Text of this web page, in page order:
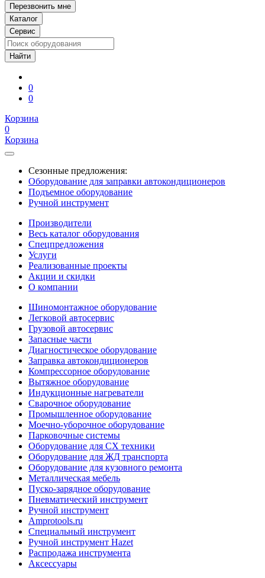
Перезвонить мне
Каталог
Сервис
0
0
Корзина
0
Корзина
Сезонные предложения:
Оборудование для заправки автокондиционеров
Подъемное оборудование
Ручной инструмент
Производители
Весь каталог оборудования
Спецпредложения
Услуги
Реализованные проекты
Акции и скидки
О компании
Шиномонтажное оборудование
Легковой автосервис
Грузовой автосервис
Запасные части
Диагностическое оборудование
Заправка автокондиционеров
Компрессорное оборудование
Вытяжное оборудование
Индукционные нагреватели
Сварочное оборудование
Промышленное оборудование
Моечно-уборочное оборудование
Парковочные системы
Оборудование для СХ техники
Оборудование для ЖД транспорта
Оборудование для кузовного ремонта
Металлическая мебель
Пуско-зарядное оборудование
Пневматический инструмент
Ручной инструмент
Amprotools.ru
Специальный инструмент
Ручной инструмент Hazet
Распродажа инструмента
Аксессуары